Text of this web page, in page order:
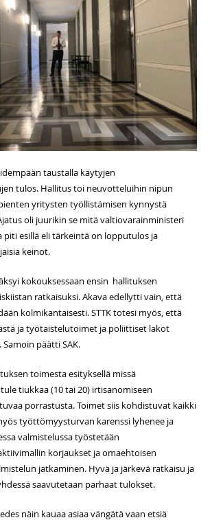
taustalla käytyjen
tulos. Hallitus toi neuvotteluihin nipun
yritysten työllistämisen kynnystä
oli juurikin se mitä valtiovarainministeri
piti esillä eli tärkeintä on lopputulos ja
keinot.
kokouksessaan ensin hallituksen
ratkaisuksi. Akava edellytti vain, että
kolmikantaisesti. STTK totesi myös, että
ja työtaistelutoimet ja poliittiset lakot
päätti SAK.
toimesta esityksellä missä
tiukkaa (10 tai 20) irtisanomiseen
porrastusta. Toimet siis kohdistuvat kaikki
työttömyysturvan karenssi lyhenee ja
valmistelussa työstetään
korjaukset ja omaehtoisen
jatkaminen. Hyvä ja järkevä ratkaisu ja
saavutetaan parhaat tulokset.
näin kauaa asiaa vängätä vaan etsiä